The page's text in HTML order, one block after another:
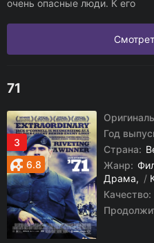
очень опасные люди. К его
71
3
6.8
Год
Страна:
Жанр:
Драма
/
Качество: